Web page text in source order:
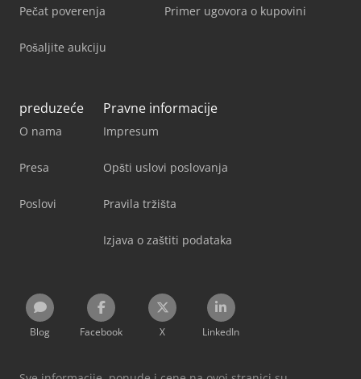
Pečat poverenja
Pošaljite aukciju
Primer ugovora o kupovini
preduzeće
O nama
Presa
Poslovi
Pravne informacije
Impresum
Opšti uslovi poslovanja
Pravila tržišta
Izjava o zaštiti podataka
Blog Facebook X LinkedIn